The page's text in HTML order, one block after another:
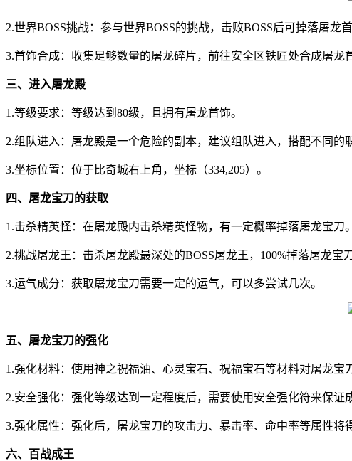
2.世界BOSS挑战：参与世界BOSS的挑战，击败BOSS后可掉落屠龙首
3.首饰合成：收集足够数量的屠龙碎片，前往安全区铁匠处合成屠龙
三、进入屠龙殿
1.等级要求：等级达到80级，且拥有屠龙首饰。
2.组队进入：屠龙殿是一个危险的副本，建议组队进入，搭配不同的
3.坐标位置：位于比奇城右上角，坐标（334,205）。
四、屠龙宝刀的获取
1.击杀精英怪：在屠龙殿内击杀精英怪物，有一定概率掉落屠龙宝刀。
2.挑战屠龙王：击杀屠龙殿最深处的BOSS屠龙王，100%掉落屠龙宝刀
3.运气成分：获取屠龙宝刀需要一定的运气，可以多尝试几次。
五、屠龙宝刀的强化
1.强化材料：使用神之祝福油、心灵宝石、祝福宝石等材料对屠龙宝
2.安全强化：强化等级达到一定程度后，需要使用安全强化符来保证
3.强化属性：强化后，屠龙宝刀的攻击力、暴击率、命中率等属性将
六、百战成王